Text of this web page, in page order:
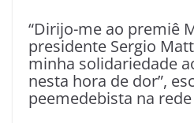
“Dirijo-me ao premiê
presidente Sergio
minha solidariedade
nesta hora de dor”,
peemedebista na